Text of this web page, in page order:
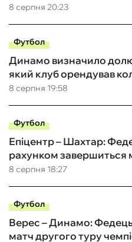
8 серпня 20:23
Футбол
8 серпня 19:58
Динамо визначило
який клуб орендував
Футбол
8 серпня 18:27
Епіцентр – Шахтар:
рахунком завершиться
Футбол
Верес – Динамо:
матч другого туру